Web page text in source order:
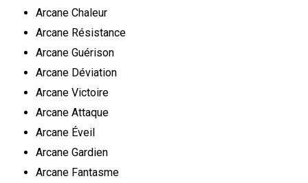
Arcane Chaleur
Arcane Résistance
Arcane Guérison
Arcane Déviation
Arcane Victoire
Arcane Attaque
Arcane Éveil
Arcane Gardien
Arcane Fantasme